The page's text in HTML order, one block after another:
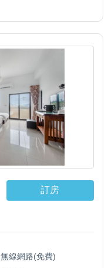
訂房
無線網路(免費)